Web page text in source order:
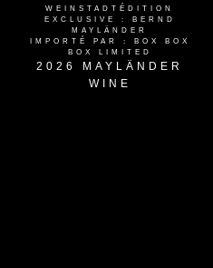
WEINSTADTÉDITION
EXCLUSIVE : BERND
MAYLÄNDER
IMPORTÉ PAR : BOX BOX
BOX LIMITED
2026 MAYLÄNDER
WINE